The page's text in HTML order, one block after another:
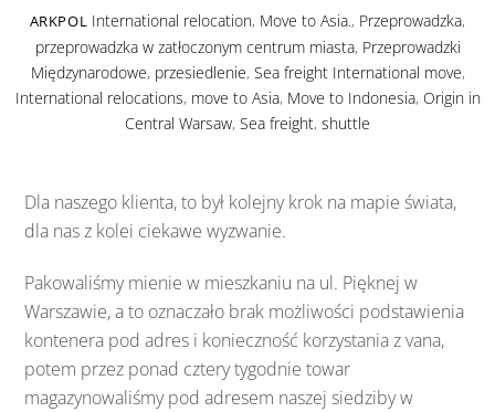
ARKPOL International relocation, Move to Asia., Przeprowadzka,
przeprowadzka w zatłoczonym centrum miasta, Przeprowadzki
Międzynarodowe, przesiedlenie, Sea freight International move,
International relocations, move to Asia, Move to Indonesia, Origin in
Central Warsaw, Sea freight, shuttle
Dla naszego klienta, to był kolejny krok na mapie świata,
dla nas z kolei ciekawe wyzwanie.
Pakowaliśmy mienie w mieszkaniu na ul. Pięknej w
Warszawie, a to oznaczało brak możliwości podstawienia
kontenera pod adres i konieczność korzystania z vana,
potem przez ponad cztery tygodnie towar
magazynowaliśmy pod adresem naszej siedziby w